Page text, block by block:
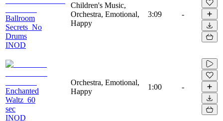
Ballroom
Secrets_No
Drums
INOD
Children's Music,
Orchestra, Emotional,
Happy
3:09 -
Enchanted
Waltz_60
sec
INOD
Orchestra, Emotional,
Happy
1:00 -